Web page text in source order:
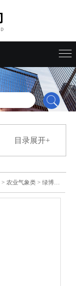
目录展开+
>农业气象类 > 绿博积温仪